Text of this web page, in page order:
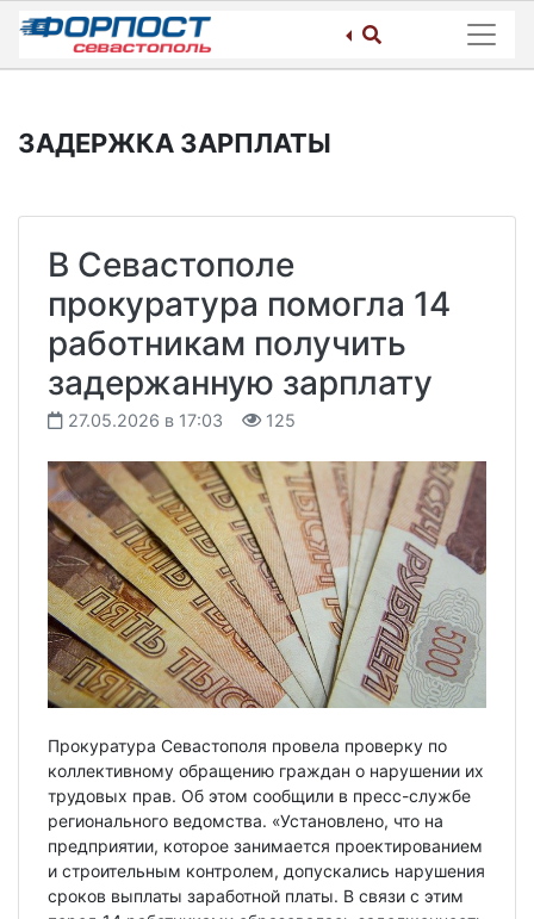
Skip
content
ЗАДЕРЖКА ЗАРПЛАТЫ
В Севастополе
прокуратура помогла 14
работникам получить
задержанную зарплату
27.05.2026 в 17:03 125
Прокуратура Севастополя провела проверку по
коллективному обращению граждан о нарушении их
трудовых прав. Об этом сообщили в пресс-службе
регионального ведомства. «Установлено, что на
предприятии, которое занимается проектированием
и строительным контролем, допускались нарушения
сроков выплаты заработной платы. В связи с этим